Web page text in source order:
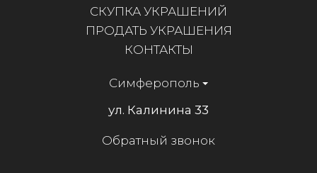
СКУПКА УКРАШЕНИЙ
ПРОДАТЬ УКРАШЕНИЯ
КОНТАКТЫ
Симферополь
ул. Калинина 33
Обратный звонок